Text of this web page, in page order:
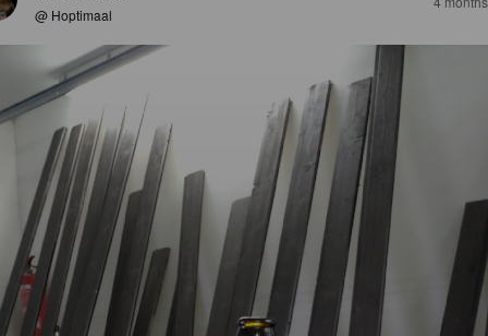
@ Hoptimaal